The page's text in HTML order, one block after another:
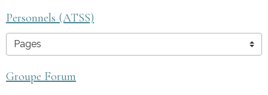
Personnels (ATSS)
Groupe Forum